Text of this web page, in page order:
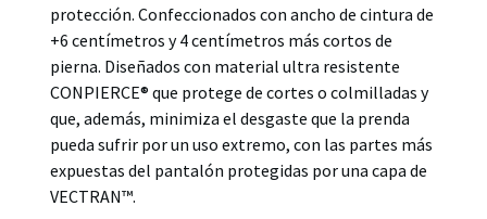
protección. Confeccionados con ancho de cintura de
+6 centímetros y 4 centímetros más cortos de
pierna. Diseñados con material ultra resistente
CONPIERCE® que protege de cortes o colmilladas y
que, además, minimiza el desgaste que la prenda
pueda sufrir por un uso extremo, con las partes más
expuestas del pantalón protegidas por una capa de
VECTRAN™.